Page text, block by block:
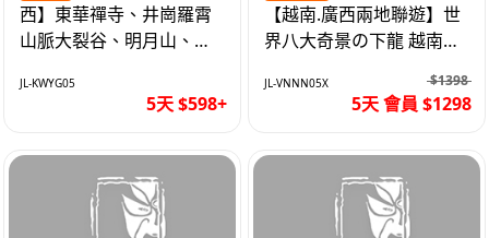
西】東華禪寺、井崗羅霄
山脈大裂谷、明月山、仙
JL-KWYG05
5天 $598+
【越南.廣西兩地聯遊】世
界八大奇景の下龍 越南首
車5天
JL-VNNN05X $1398
5天 會員 $1298